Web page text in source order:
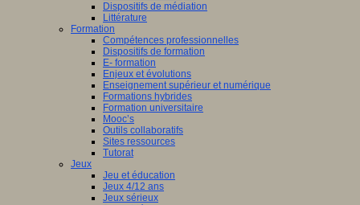
Dispositifs de médiation
Littérature
Formation
Compétences professionnelles
Dispositifs de formation
E- formation
Enjeux et évolutions
Enseignement supérieur et numérique
Formations hybrides
Formation universitaire
Mooc’s
Outils collaboratifs
Sites ressources
Tutorat
Jeux
Jeu et éducation
Jeux 4/12 ans
Jeux sérieux